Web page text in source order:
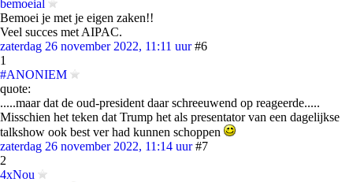
bemoeial
Bemoei je met je eigen zaken!!
Veel succes met AIPAC.
zaterdag 26 november 2022, 11:11 uur #6
1
#ANONIEM
quote:
.....maar dat de oud-president daar schreeuwend op reageerde.....
Misschien het teken dat Trump het als presentator van een dagelijkse
talkshow ook best ver had kunnen schoppen
zaterdag 26 november 2022, 11:14 uur #7
2
4xNou